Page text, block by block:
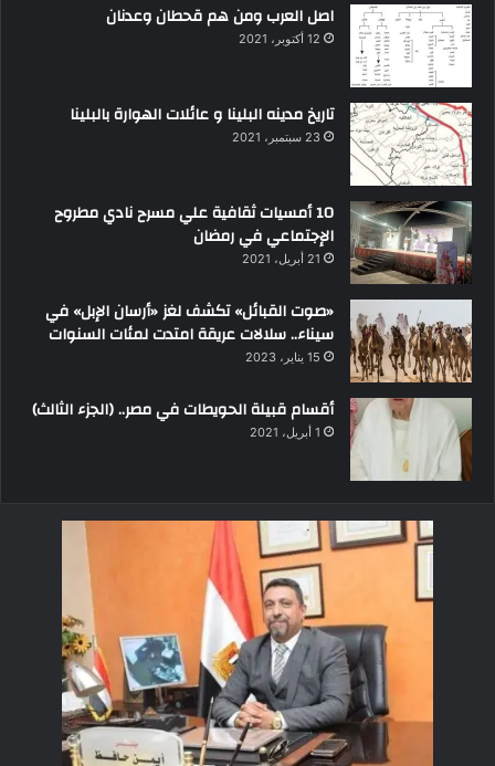
اصل العرب ومن هم قحطان وعدنان
12 أكتوبر، 2021
تاريخ مدينه البلينا و عائلات الهوارة بالبلينا
23 سبتمبر، 2021
10 أمسيات ثقافية علي مسرح نادي مطروح
الإجتماعي في رمضان
21 أبريل، 2021
«صوت القبائل» تكشف لغز «أرسان الإبل» في
سيناء.. سلالات عريقة امتدت لمئات السنوات
15 يناير، 2023
أقسام قبيلة الحويطات في مصر.. (الجزء الثالث)
1 أبريل، 2021